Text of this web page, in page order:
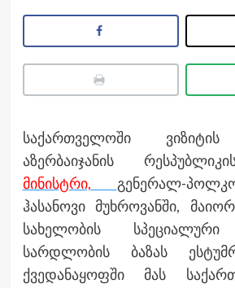
საქართველოში
აზერბაიჯანის
მინისტრი,
გენერალ-
ჰასანოვი მუხროვანში,
სახელობის სპეციალური
სარდლობის ბაზას
ქვედანაყოფში მას